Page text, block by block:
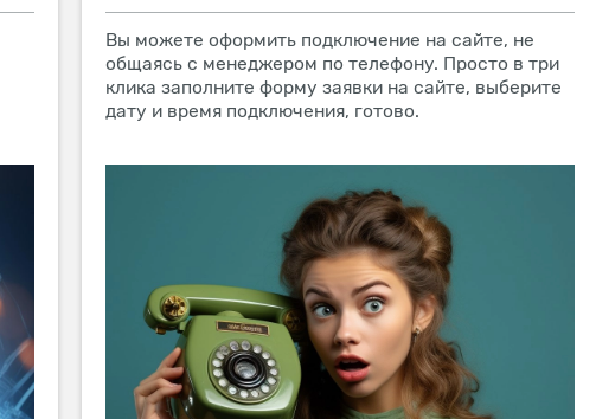
Вы можете оформить подключение на сайте, не
общаясь с менеджером по телефону. Просто в три
клика заполните форму заявки на сайте, выберите
дату и время подключения, готово.